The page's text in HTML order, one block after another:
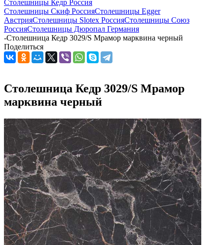
Столешницы Кедр Россия
Столешницы Скиф РоссияСтолешницы Egger
АвстрияСтолешницы Slotex РоссияСтолешницы Союз
РоссияСтолешницы Дюропал Германия
-Столешница Кедр 3029/S Мрамор марквина черный
Поделиться
Столешница Кедр 3029/S Мрамор
марквина черный